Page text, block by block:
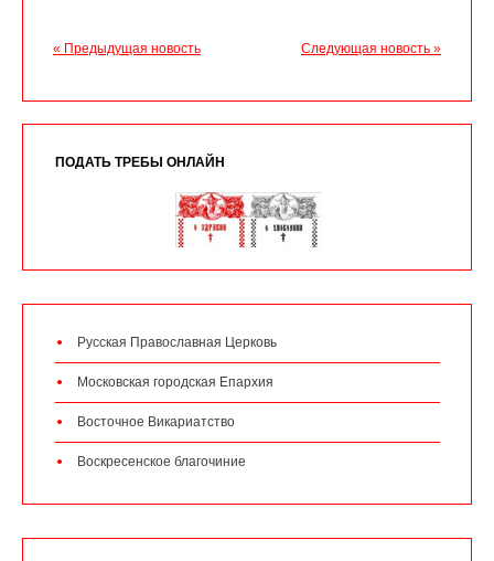
« Предыдущая новость Следующая новость »
ПОДАТЬ ТРЕБЫ ОНЛАЙН
Русская Православная Церковь
Московская городская Епархия
Восточное Викариатство
Воскресенское благочиние